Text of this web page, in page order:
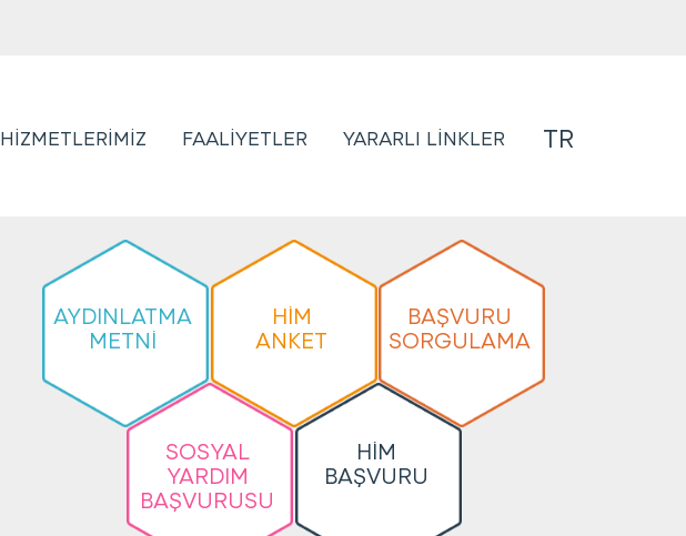
HİZMETLERİMİZ FAALİYETLER YARARLI LİNKLER TR
AYDINLATMA
METNİ
HİM
ANKET
SOSYAL
YARDIM
BAŞVURUSU
HİM
BAŞVURU
BAŞVURU
SORGULAMA